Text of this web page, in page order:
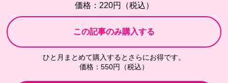
価格：220円（税込）
ひと月まとめて購入するとさらにお得です。
価格：550円（税込）